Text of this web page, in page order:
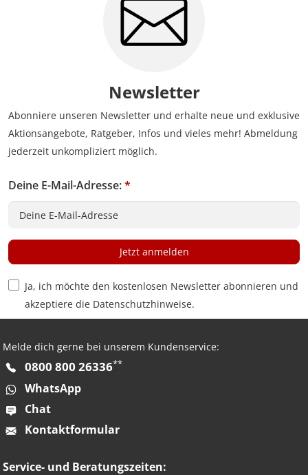
Newsletter
Abonniere unseren Newsletter und erhalte neue und exklusive
Aktionsangebote, Ratgeber, Infos und vieles mehr! Abmeldung
jederzeit unkompliziert möglich.
Deine E-Mail-Adresse:*
Privacy Policy Checkbox
Ja, ich möchte den kostenlosen Newsletter abonnieren und
akzeptiere die Datenschutzhinweise.
Jetzt anmelden
Melde dich gerne bei unserem Kundenservice:
0800 800 26336**
WhatsApp
Chat
Kontaktformular
Service- und Beratungszeiten: